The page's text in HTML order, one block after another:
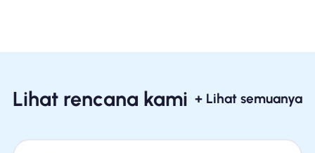
Lihat rencana kami + Lihat semuanya